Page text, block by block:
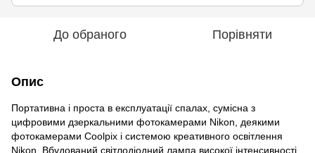
До обраного Порівняти
Опис
Портативна і проста в експлуатації спалах, сумісна з
цифровими дзеркальними фотокамерами Nikon, деякими
фотокамерами Coolpix і системою креативного освітлення
Nikon. Вбудований світлодіодний лампа високої інтенсивності